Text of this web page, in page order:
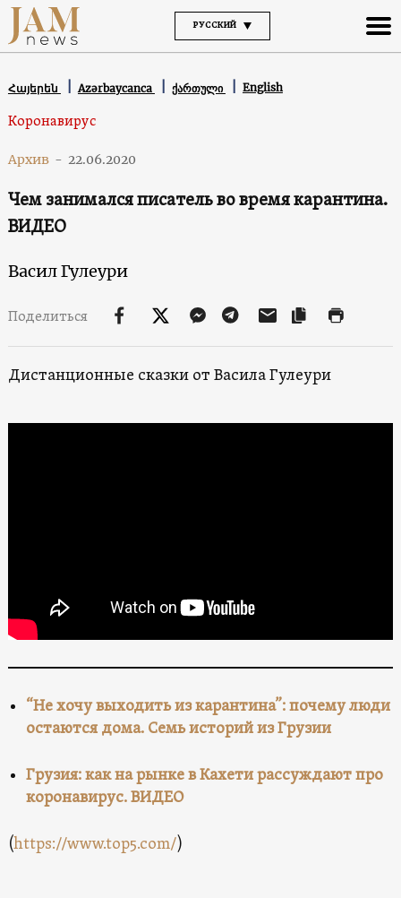
РУССКИЙ
Հայերեն Azərbaycanca ქართული English
Коронавирус
Архив - 22.06.2020
Чем занимался писатель во время карантина.
ВИДЕО
Васил Гулеури
Поделиться
Дистанционные сказки от Васила Гулеури
“Не хочу выходить из карантина”: почему люди
остаются дома. Семь историй из Грузии
Грузия: как на рынке в Кахети рассуждают про
коронавирус. ВИДЕО
(https://www.top5.com/)